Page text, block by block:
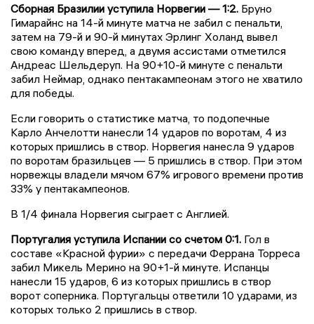
Сборная Бразилии уступила Норвегии — 1:2. Бруно
Гимарайнс на 14-й минуте матча не забил с пенальти,
затем на 79-й и 90-й минутах Эрлинг Холанд вывел
свою команду вперед, а двумя ассистами отметился
Андреас Шельдеруп. На 90+10-й минуте с пенальти
забил Неймар, однако пентакампеонам этого не хватило
для победы.
Если говорить о статистике матча, то подопечные
Карло Анчелотти нанесли 14 ударов по воротам, 4 из
которых пришлись в створ. Норвегия нанесла 9 ударов
по воротам бразильцев — 5 пришлись в створ. При этом
норвежцы владели мячом 67% игрового времени против
33% у пентакампеонов.
В 1/4 финала Норвегия сыграет с Англией.
Португалия уступила Испании со счетом 0:1. Гол в
составе «Красной фурии» с передачи Феррана Торреса
забил Микель Мерино на 90+1-й минуте. Испанцы
нанесли 15 ударов, 6 из которых пришлись в створ
ворот соперника. Португальцы ответили 10 ударами, из
которых только 2 пришлись в створ.